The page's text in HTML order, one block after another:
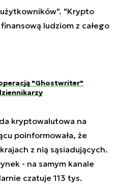
"Krypto
ludziom z całego
"Ghostwriter"
kryptowalutowa na
poinformowała, że
z nią sąsiadujących.
- na samym kanale
czatuje 113 tys.